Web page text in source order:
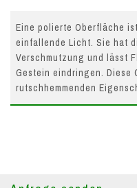
Eine polierte Oberfläche
einfallende Licht. Sie hat
Verschmutzung und lässt
Gestein eindringen. Diese
rutschhemmenden